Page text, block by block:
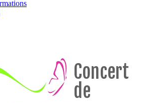
Concert
de